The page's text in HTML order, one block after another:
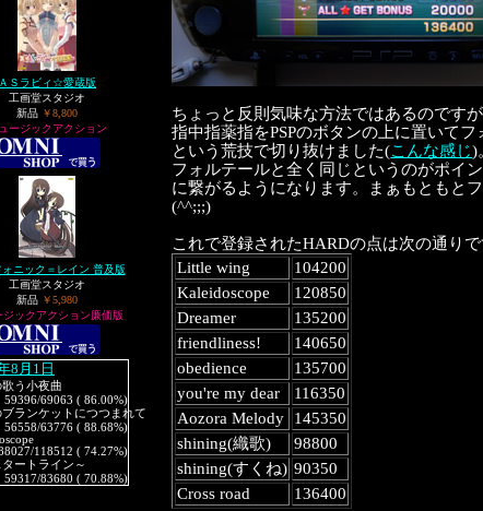
ＡＳラビィ☆愛蔵版
工画堂スタジオ
新品 ￥8,800
ージックアクション
ォニック＝レイン 普及版
工画堂スタジオ
新品 ￥5,980
ジックアクション廉価版
8月1日
歌う小夜曲
59396/69063 ( 86.00%)
ランケットにつつまれて
56558/63776 ( 88.68%)
/118512 ( 74.27%)
タートライン～
59317/83680 ( 70.88%)
ちょっと反則気味な方法ではあるのです
指中指薬指をPSPのボタンの上に置いて
という荒技で切り抜けました(こんな感じ)
フォルテールと全く同じというのがポイ
に繋がるようになります。まぁもともと
(^^;;;)
これで登録されたHARDの点は次の通りで
Little wing
104200
Kaleidoscope
120850
Dreamer
135200
friendliness!
140650
obedience
135700
you're my dear
116350
Aozora Melody
145350
shining(織歌)
98800
shining(すくね) 90350
Cross road
136400